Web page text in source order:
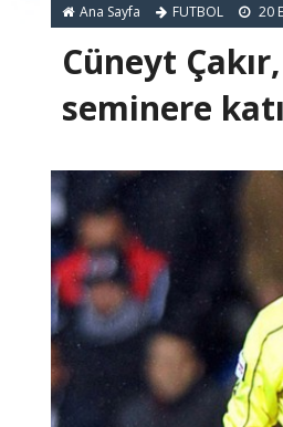
Ana Sayfa FUTBOL 20
Cüneyt
seminere